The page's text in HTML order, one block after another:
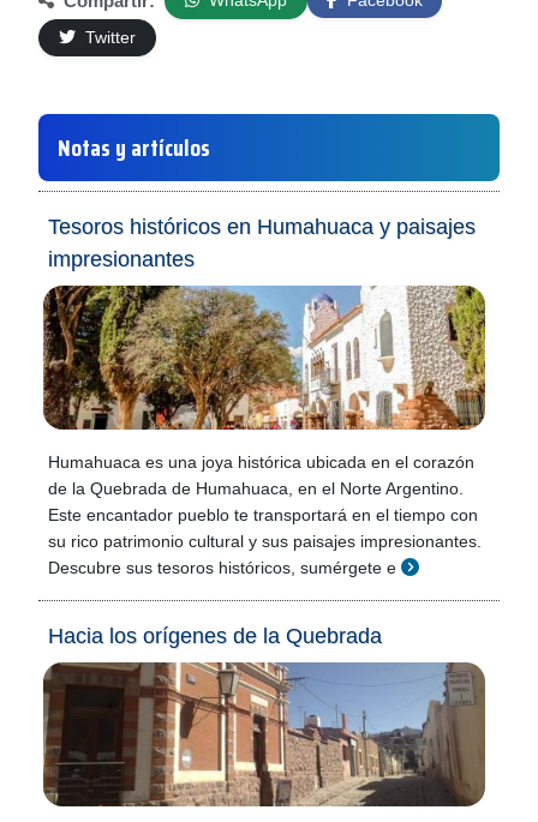
Twitter
Notas y artículos
Tesoros históricos en Humahuaca y paisajes
impresionantes
Humahuaca es una joya histórica ubicada en el corazón
de la Quebrada de Humahuaca, en el Norte Argentino.
Este encantador pueblo te transportará en el tiempo con
su rico patrimonio cultural y sus paisajes impresionantes.
Descubre sus tesoros históricos, sumérgete e
Hacia los orígenes de la Quebrada